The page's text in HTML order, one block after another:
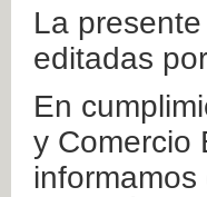
La
editadas
En
y Comercio